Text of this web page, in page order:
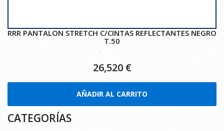
RRR PANTALON STRETCH C/CINTAS REFLECTANTES NEGRO
T.50
26,520 €
AÑADIR AL CARRITO
CATEGORÍAS